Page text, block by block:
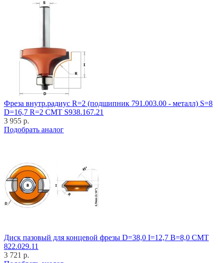
Фреза внутр.радиус R=2 (подшипник 791.003.00 - металл) S=8
D=16,7 R=2 CMT S938.167.21
3 955 р.
Подобрать аналог
Диск пазовый для концевой фрезы D=38,0 I=12,7 B=8,0 CMT
822.029.11
3 721 р.